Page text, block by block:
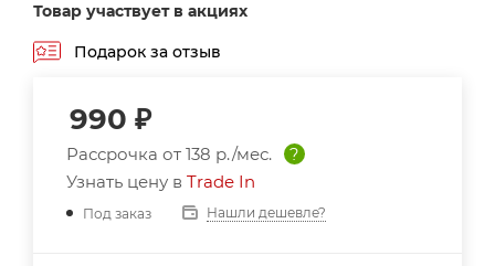
Товар участвует в акциях
Подарок за отзыв
990 ₽
Рассрочка от 138 р./мес.
?
Узнать цену в Trade In
Под заказ Нашли дешевле?